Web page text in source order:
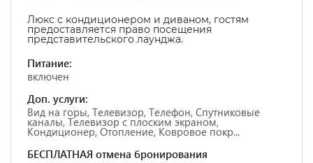
Люкс с кондиционером и диваном, гостям
предоставляется право посещения
представительского лаунджа.
Питание:
включен
Доп. услуги:
Вид на горы, Телевизор, Телефон, Спутниковые
каналы, Телевизор с плоским экраном,
Кондиционер, Отопление, Ковровое покр...
БЕСПЛАТНАЯ отмена бронирования